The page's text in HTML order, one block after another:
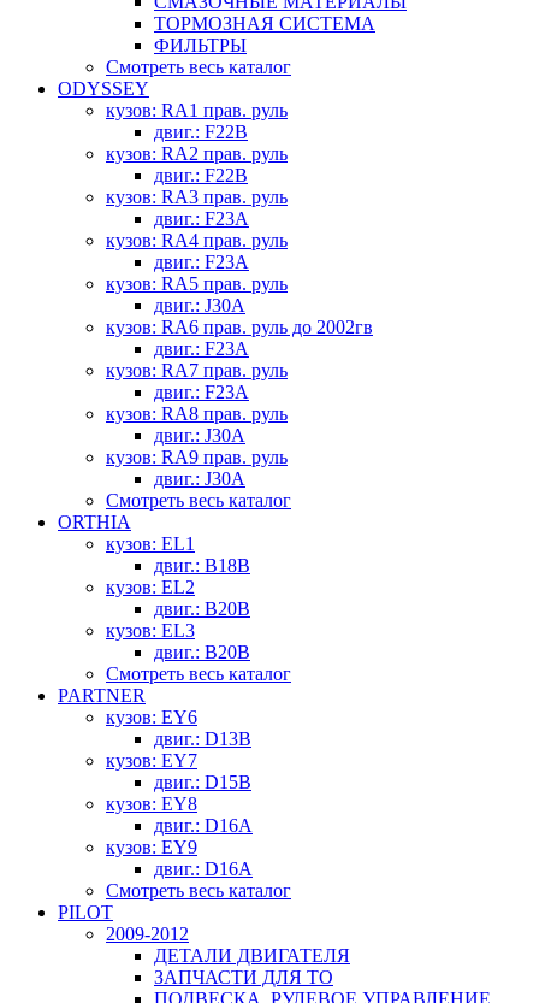
ТОРМОЗНАЯ СИСТЕМА
ФИЛЬТРЫ
Смотреть весь каталог
ODYSSEY
кузов: RA1 прав. руль
двиг.: F22B
кузов: RA2 прав. руль
двиг.: F22B
кузов: RA3 прав. руль
двиг.: F23A
кузов: RA4 прав. руль
двиг.: F23A
кузов: RA5 прав. руль
двиг.: J30A
кузов: RA6 прав. руль до 2002гв
двиг.: F23A
кузов: RA7 прав. руль
двиг.: F23A
кузов: RA8 прав. руль
двиг.: J30A
кузов: RA9 прав. руль
двиг.: J30A
Смотреть весь каталог
ORTHIA
кузов: EL1
двиг.: B18B
кузов: EL2
двиг.: B20B
кузов: EL3
двиг.: B20B
Смотреть весь каталог
PARTNER
кузов: EY6
двиг.: D13B
кузов: EY7
двиг.: D15B
кузов: EY8
двиг.: D16A
кузов: EY9
двиг.: D16A
Смотреть весь каталог
PILOT
2009-2012
ДЕТАЛИ ДВИГАТЕЛЯ
ЗАПЧАСТИ ДЛЯ ТО
ПОДВЕСКА, РУЛЕВОЕ УПРАВЛЕНИЕ,